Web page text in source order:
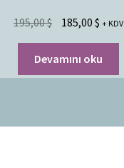
195,00$ 185,00 $ + KDV
Devamını oku